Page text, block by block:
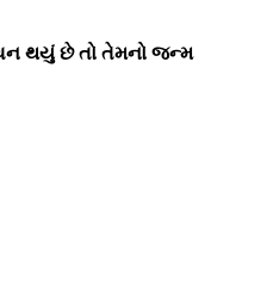
થયું છે તો તેમનો જન્મ